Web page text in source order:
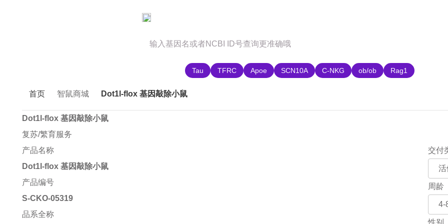
Tau TFRC Apoe SCN10A C-NKG ob/ob Rag1
首页 智鼠商城 Dot1l-flox 基因敲除小鼠
Dot1l-flox 基因敲除小鼠
复苏/繁育服务
产品名称
Dot1l-flox 基因敲除小鼠
产品编号
S-CKO-05319
品系全称
交付
周龄
性别